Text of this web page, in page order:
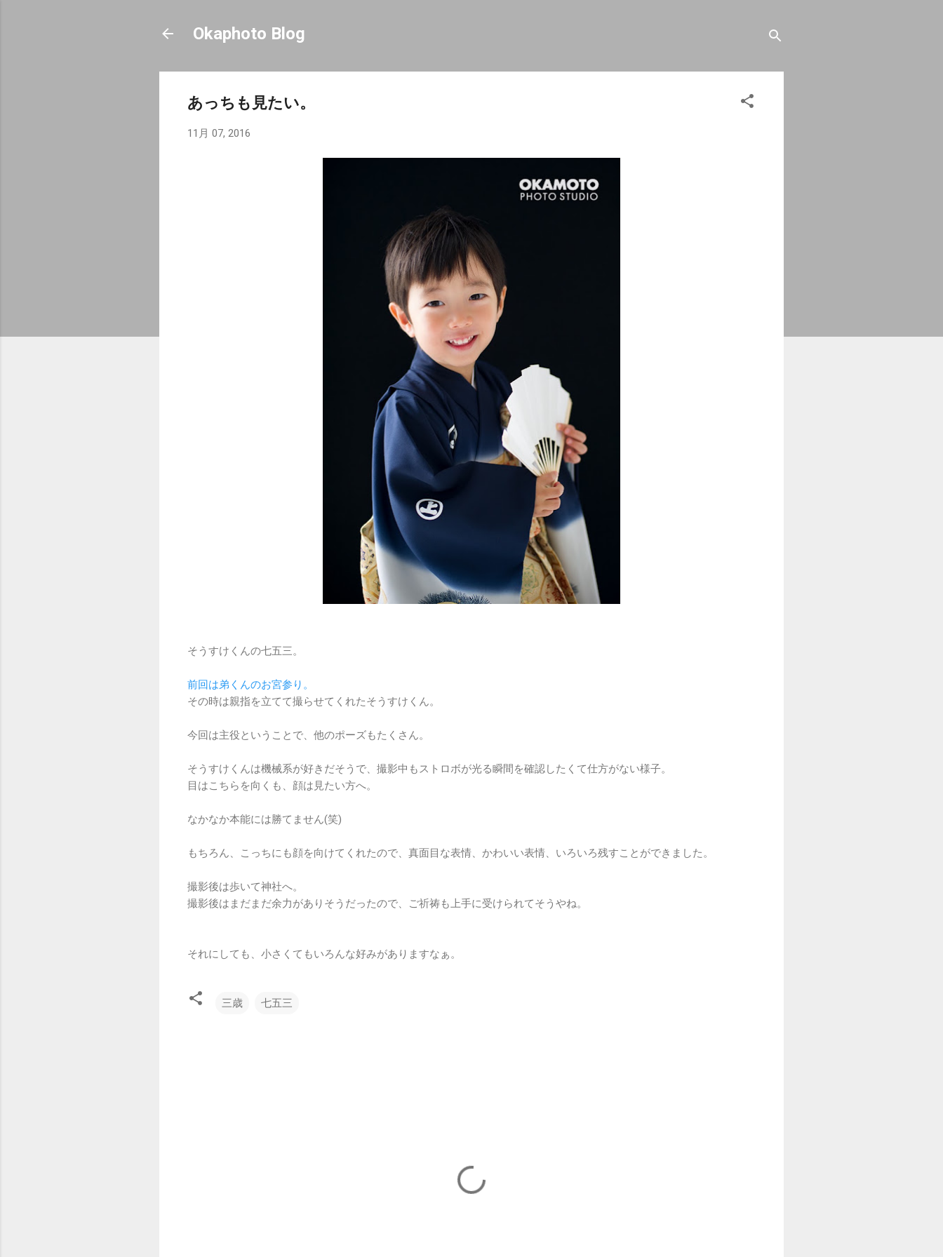
Okaphoto Blog
あっちも見たい。
11月 07, 2016
そうすけくんの七五三。
前回は弟くんのお宮参り。
その時は親指を立てて撮らせてくれたそうすけくん。
今回は主役ということで、他のポーズもたくさん。
そうすけくんは機械系が好きだそうで、撮影中もストロボが光る瞬間を確認したくて仕方がない様子。
目はこちらを向くも、顔は見たい方へ。
なかなか本能には勝てません(笑)
もちろん、こっちにも顔を向けてくれたので、真面目な表情、かわいい表情、いろいろ残すことができました。
撮影後は歩いて神社へ。
撮影後はまだまだ余力がありそうだったので、ご祈祷も上手に受けられてそうやね。
それにしても、小さくてもいろんな好みがありますなぁ。
三歳 七五三